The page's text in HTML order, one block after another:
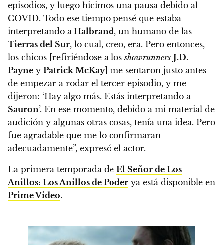
episodios, y luego hicimos una pausa debido al
COVID. Todo ese tiempo pensé que estaba
interpretando a Halbrand, un humano de las
Tierras del Sur, lo cual, creo, era. Pero entonces,
los chicos [refiriéndose a losshowrunners J.D.
Payne y Patrick McKay] me sentaron justo antes
de empezar a rodar el tercer episodio, y me
dijeron: ‘Hay algo más. Estás interpretando a
Sauron’. En ese momento, debido a mi material de
audición y algunas otras cosas, tenía una idea. Pero
fue agradable que me lo confirmaran
adecuadamente”, expresó el actor.
La primera temporada de El Señor de Los
Anillos: Los Anillos de Poder ya está disponible en
Prime Video.